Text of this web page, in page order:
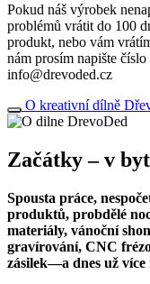
Pokud náš výrobek
problémů vrátit do 100
produkt, nebo vám
nám prosím napište
info@drevoded.cz
O kreativní dílně
Začátky – v
Spousta práce,
produktů, probdělé
materiály, vánoční
gravírování, CNC
zásilek—a dnes už více